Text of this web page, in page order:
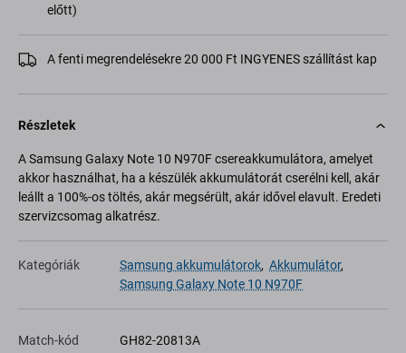
előtt)
A fenti megrendelésekre 20 000 Ft INGYENES szállítást kap
Részletek
A Samsung Galaxy Note 10 N970F csereakkumulátora, amelyet
akkor használhat, ha a készülék akkumulátorát cserélni kell, akár
leállt a 100%-os töltés, akár megsérült, akár idővel elavult. Eredeti
szervizcsomag alkatrész.
Kategóriák Samsung akkumulátorok, Akkumulátor,
Samsung Galaxy Note 10 N970F
Match-kód GH82-20813A